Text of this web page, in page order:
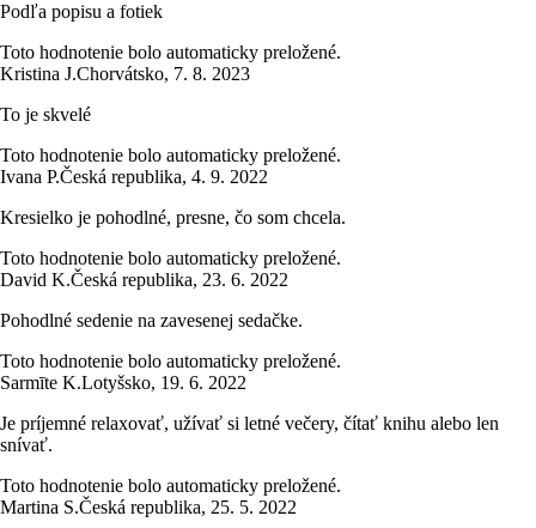
Podľa popisu a fotiek
Toto hodnotenie bolo automaticky preložené.
Kristina J.Chorvátsko, 7. 8. 2023
To je skvelé
Toto hodnotenie bolo automaticky preložené.
Ivana P.Česká republika, 4. 9. 2022
Kresielko je pohodlné, presne, čo som chcela.
Toto hodnotenie bolo automaticky preložené.
David K.Česká republika, 23. 6. 2022
Pohodlné sedenie na zavesenej sedačke.
Toto hodnotenie bolo automaticky preložené.
Sarmīte K.Lotyšsko, 19. 6. 2022
Je príjemné relaxovať, užívať si letné večery, čítať knihu alebo len
snívať.
Toto hodnotenie bolo automaticky preložené.
Martina S.Česká republika, 25. 5. 2022